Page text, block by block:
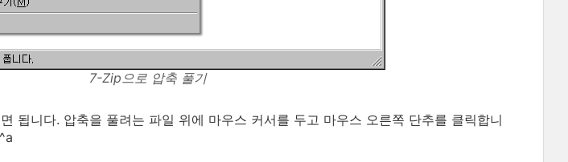
7-Zip으로 압축 풀기
됩니다. 압축을 풀려는 파일 위에 마우스 커서를 두고 마우스 오른쪽 단추를 클릭합니